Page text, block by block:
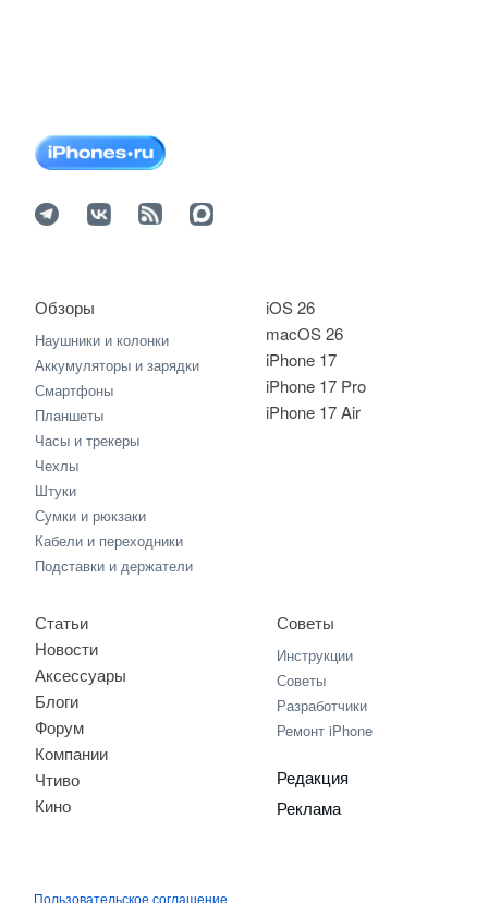
iOS 26
macOS 26
iPhone 17
iPhone 17 Pro
iPhone 17 Air
Обзоры
Наушники и колонки
Аккумуляторы и зарядки
Смартфоны
Планшеты
Часы и трекеры
Чехлы
Штуки
Сумки и рюкзаки
Кабели и переходники
Подставки и держатели
Статьи
Новости
Аксессуары
Блоги
Форум
Компании
Чтиво
Кино
Советы
Инструкции
Советы
Разработчики
Ремонт iPhone
Редакция
Реклама
Пользовательское соглашение